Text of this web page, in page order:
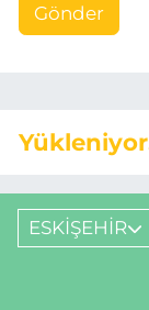
Gönder
ESKİŞEHİR